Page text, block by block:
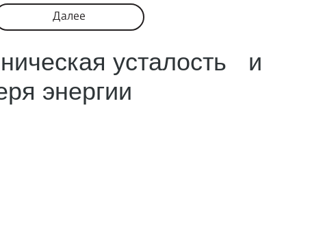
усталость и
энергии
Далее